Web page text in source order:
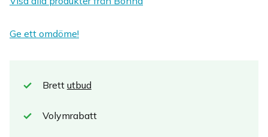
Ge ett omdöme!
Brett utbud
Volymrabatt